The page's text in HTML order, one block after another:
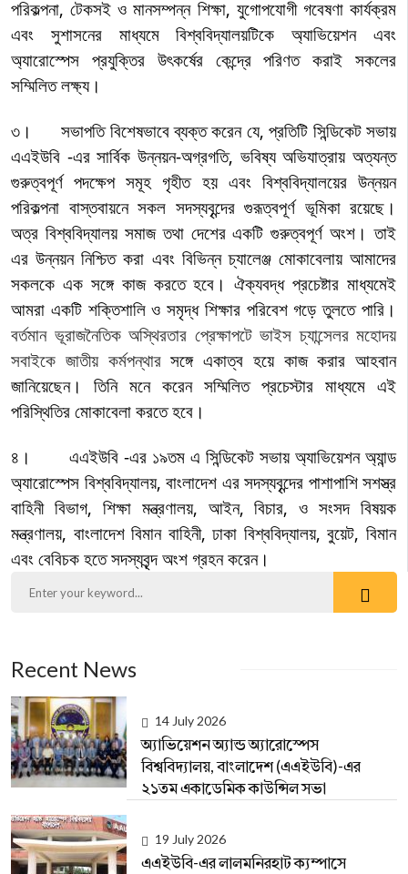
পরিকল্পনা, টেকসই ও মানসম্পন্ন শিক্ষা, যুগোপযোগী গবেষণা কার্যক্রম
এবং সুশাসনের মাধ্যমে বিশ্ববিদ্যালয়টিকে অ্যাভিয়েশন এবং
অ্যারোস্পেস প্রযুক্তির উৎকর্ষের কেন্দ্রে পরিণত করাই সকলের
সম্মিলিত লক্ষ্য।
৩। সভাপতি বিশেষভাবে ব্যক্ত করেন যে, প্রতিটি সিন্ডিকেট সভায়
এএইউবি -এর সার্বিক উন্নয়ন-অগ্রগতি, ভবিষ্য অভিযাত্রায় অত্যন্ত
গুরুত্বপূর্ণ পদক্ষেপ সমূহ গৃহীত হয় এবং বিশ্ববিদ্যালয়ের উন্নয়ন
পরিকল্পনা বাস্তবায়নে সকল সদস্যবৃন্দের গুরূত্বপূর্ণ ভূমিকা রয়েছে।
অত্র বিশ্ববিদ্যালয় সমাজ তথা দেশের একটি গুরুত্বপূর্ণ অংশ। তাই
এর উন্নয়ন নিশ্চিত করা এবং বিভিন্ন চ্যালেঞ্জ মোকাবেলায় আমাদের
সকলকে এক সঙ্গে কাজ করতে হবে। ঐক্যবদ্ধ প্রচেষ্টার মাধ্যমেই
আমরা একটি শক্তিশালি ও সমৃদ্ধ শিক্ষার পরিবেশ গড়ে তুলতে পারি।
বর্তমান ভূরাজনৈতিক অস্থিরতার প্রেক্ষাপটে ভাইস চ্যান্সেলর মহোদয়
সবাইকে জাতীয় কর্মপন্থারসঙ্গে একাত্ব হয়ে কাজ করার আহবান
জানিয়েছেন। তিনি মনে করেন সম্মিলিত প্রচেস্টার মাধ্যমে এই
পরিস্থিতির মোকাবেলা করতে হবে।
৪। এএইউবি -এর ১৯তম এ সিন্ডিকেট সভায় অ্যাভিয়েশন অ্যান্ড
অ্যারোস্পেস বিশ্ববিদ্যালয়, বাংলাদেশ এর সদস্যবৃন্দের পাশাপাশি সশস্ত্র
বাহিনী বিভাগ, শিক্ষা মন্ত্রণালয়, আইন, বিচার, ও সংসদ বিষয়ক
মন্ত্রণালয়, বাংলাদেশ বিমান বাহিনী, ঢাকা বিশ্ববিদ্যালয়, বুয়েট, বিমান
এবং বেবিচক হতে সদস্যবৃন্দ অংশ গ্রহন করেন।
Recent News
14 July 2026
অ্যাভিয়েশন অ্যান্ড অ্যারোস্পেস
বিশ্ববিদ্যালয়, বাংলাদেশ (এএইউবি)-এর
২১তম একাডেমিক কাউন্সিল সভা
19 July 2026
এএইউবি-এর লালমনিরহাট ক্যম্পাসে